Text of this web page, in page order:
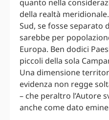
quanto nella
della realtà
Sud, se fosse separato
sarebbe per
Europa. Ben dodici
piccoli della sola
Una dimensione
evidenza non regge
– che peraltro l’Autore
anche come dato